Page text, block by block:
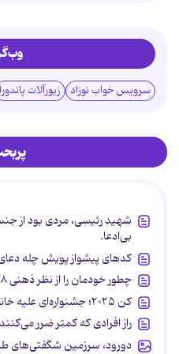
سرویس خواب نوزاد زیورآلات پاندورا
شهید رئیسی، مردی بود از
بی‌ادعا.
کدهای پیشواز پویش چله
چطور خودمان را از نظر ذهنی ۳۸ برابر قوی‌تر کنیم؟
کن ۲۰۲۵؛ جشنواره‌ای علیه خانواده
راز افرادی که کمتر ضرر
دورود، سرزمین شگفتی‌های